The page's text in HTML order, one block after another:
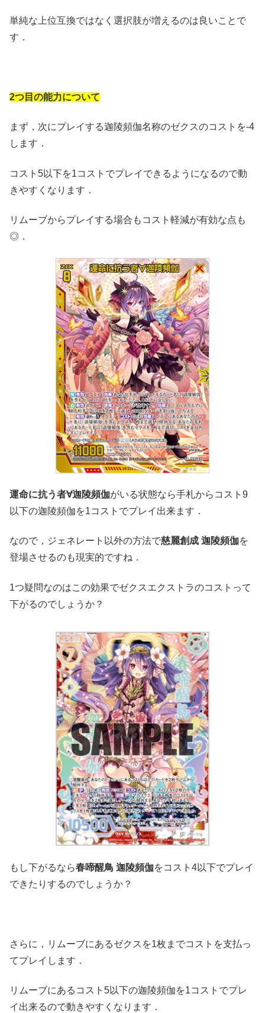
単純な上位互換ではなく選択肢が増えるのは良いことで
す．
2つ目の能力について
まず，次にプレイする迦陵頻伽名称のゼクスのコストを-4
します．
コスト5以下を1コストでプレイできるようになるので動
きやすくなります．
リムーブからプレイする場合もコスト軽減が有効な点も
◎．
運命に抗う者∀迦陵頻伽がいる状態なら手札からコスト9
以下の迦陵頻伽を1コストでプレイ出来ます．
なので，ジェネレート以外の方法で慈麗創成 迦陵頻伽を
登場させるのも現実的ですね．
1つ疑問なのはこの効果でゼクスエクストラのコストって
下がるのでしょうか？
もし下がるなら春啼醒鳥 迦陵頻伽をコスト4以下でプレイ
できたりするのでしょうか？
さらに，リムーブにあるゼクスを1枚までコストを支払っ
てプレイします．
リムーブにあるコスト5以下の迦陵頻伽を1コストでプレ
イ出来るので動きやすくなります．